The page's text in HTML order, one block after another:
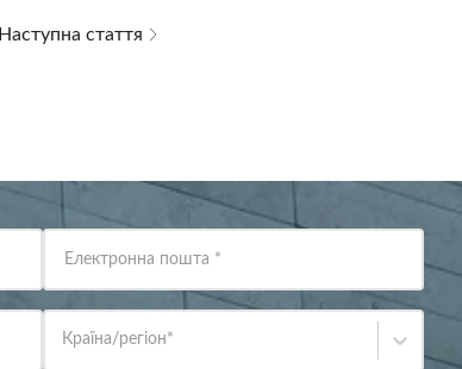
Наступна стаття
Електронна пошта *
Країна/регіон*